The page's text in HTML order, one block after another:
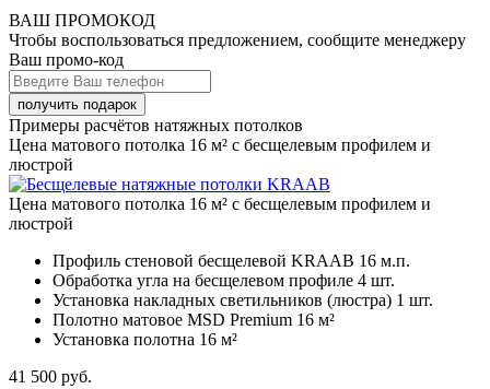
ВАШ ПРОМОКОД
Чтобы воспользоваться предложением, сообщите менеджеру
Ваш промо-код
Примеры расчётов натяжных потолков
Цена матового потолка 16 м² с бесщелевым профилем и
люстрой
Цена матового потолка 16 м² с бесщелевым профилем и
люстрой
Профиль стеновой бесщелевой KRAAB 16 м.п.
Обработка угла на бесщелевом профиле 4 шт.
Установка накладных светильников (люстра) 1 шт.
Полотно матовое MSD Premium 16 м²
Установка полотна 16 м²
41 500 руб.